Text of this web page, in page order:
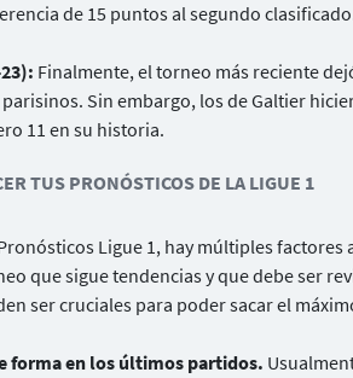
de 15 puntos al segundo
Finalmente, el torneo más reciente
Sin embargo, los de Galtier
11 en su historia.
TUS PRONÓSTICOS DE LA LIGUE 1
Ligue 1, hay múltiples factores
que sigue tendencias y que debe ser
ser cruciales para poder sacar el
forma en los últimos partidos.